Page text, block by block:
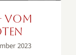
Vom
2023